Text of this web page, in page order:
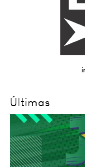
Últimas